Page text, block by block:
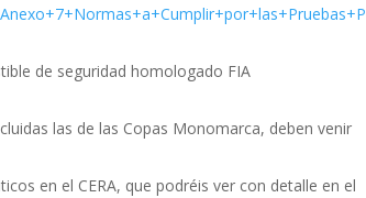
de seguridad homologado FIA
las de las Copas Monomarca, deben venir
en el CERA, que podréis ver con detalle en el